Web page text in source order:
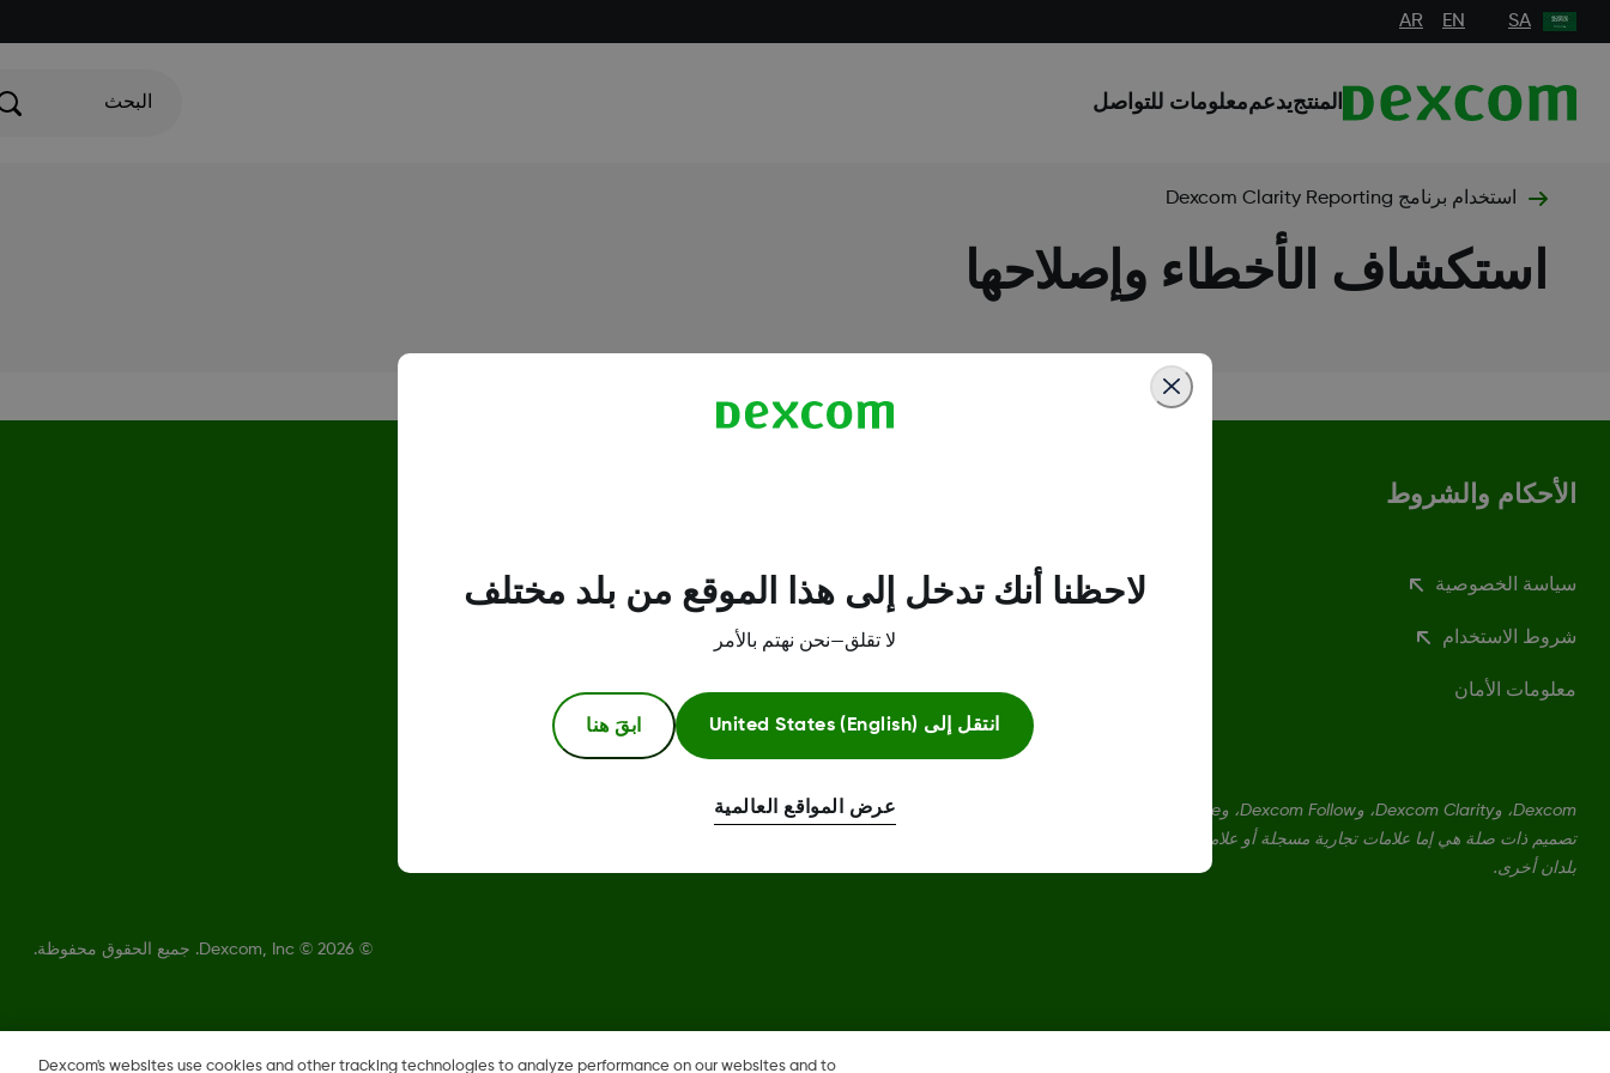
SA
EN
AR
المنتجيدعممعلومات للتواصل البحث
استخدام برنامج Dexcom Clarity Reporting
استكشاف الأخطاء وإصلاحها
الأحكام والشروط
سياسة الخصوصية
شروط الاستخدام
معلومات الأمان
مركز الثقة
Dexcom، وDexcom Clarity، وDexcom Follow، وDexcom One، وDexcom Share، وأي شعارات وعلامات
بلدان أخرى.
© 2026 © Dexcom, Inc. جميع الحقوق محفوظة.
Dexcom's websites use cookies and other tracking technologies to analyze performance on our websites and to
لاحظنا أنك تدخل إلى هذا الموقع من بلد مختلف
لا تقلق—نحن نهتم بالأمر
انتقل إلى United States (English) ابقَ هنا
عرض المواقع العالمية